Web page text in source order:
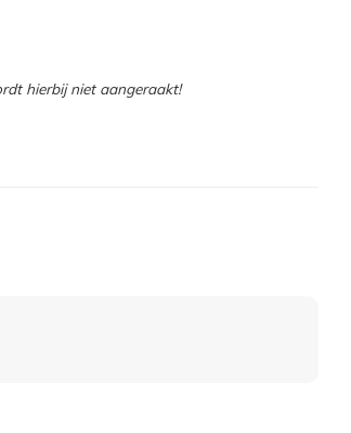
hierbij niet aangeraakt!